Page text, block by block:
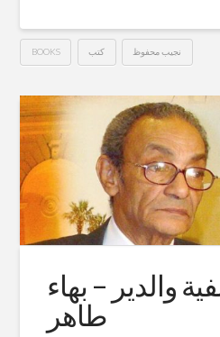
BOOKS كتب نجيب محفوظ
فى
الحقيقة
–
نجيب
محفوظ03.19.2017
والدير – بهاء
طاهر